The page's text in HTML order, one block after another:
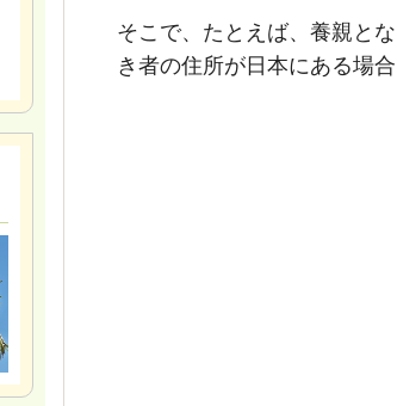
そこで、たとえば、養親と
き者の住所が日本にある場